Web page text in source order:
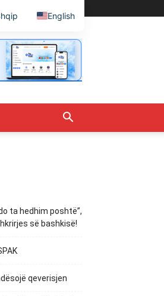
ta hedhim poshtë”,
së bashkisë!
qeverisjen
English